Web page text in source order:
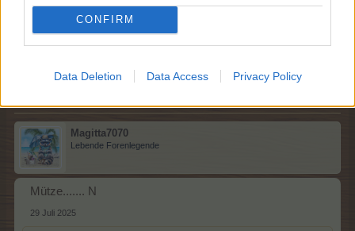
CONFIRM
Data Deletion Data Access Privacy Policy
Lange Hose....M
29 Juli 2025
hoda30, Tammoo , Sweet_Bubble 1 weiteren Person gefällt dies.
Magitta7070
Lebende Forenlegende
Mütze....... N
29 Juli 2025